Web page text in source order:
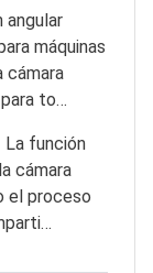
angular
máquinas
cámara
to…
La función
cámara
el proceso